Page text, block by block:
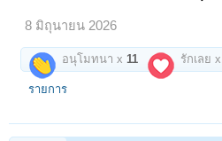
8 มิถุนายน 2026
อนุโมทนา x11 รักเลย
รายการ